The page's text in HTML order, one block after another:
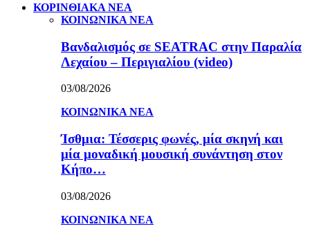
ΚΟΡΙΝΘΙΑΚΑ ΝΕΑ
ΚΟΙΝΩΝΙΚΑ ΝΕΑ
Βανδαλισμός σε SEATRAC στην Παραλία
Λεχαίου – Περιγιαλίου (video)
03/08/2026
ΚΟΙΝΩΝΙΚΑ ΝΕΑ
Ίσθμια: Τέσσερις φωνές, μία σκηνή και
μία μοναδική μουσική συνάντηση στον
Κήπο…
03/08/2026
ΚΟΙΝΩΝΙΚΑ ΝΕΑ